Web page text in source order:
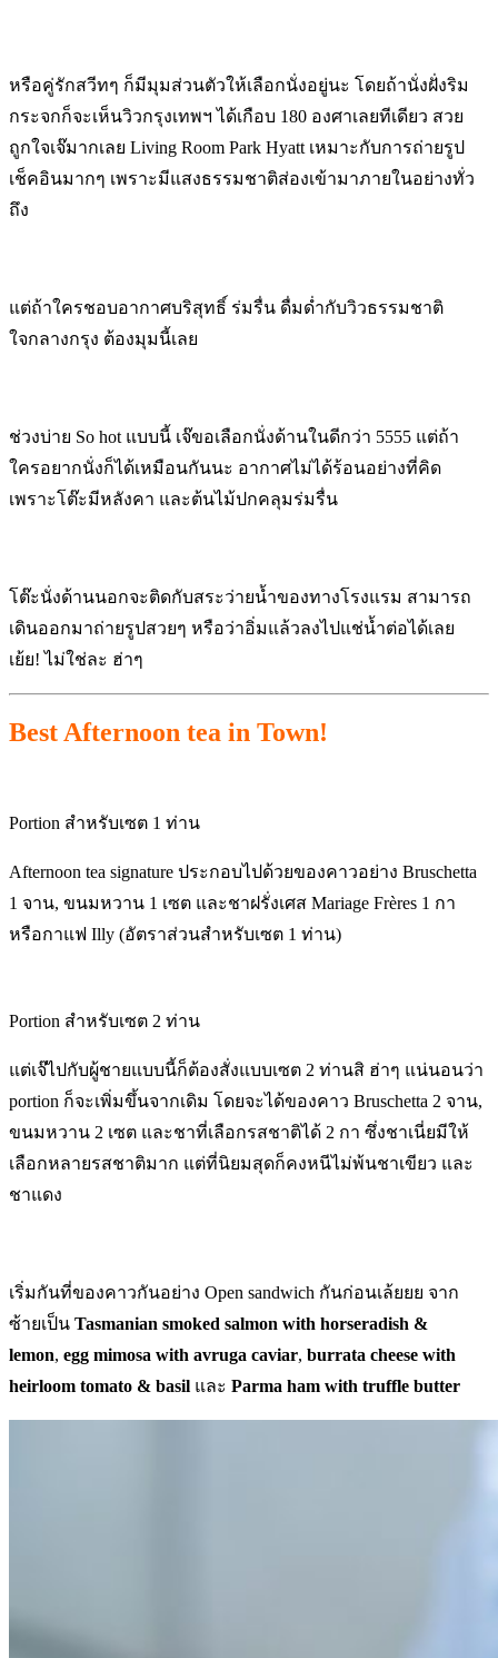
หรือคู่รักสวีทๆ ก็มีมุมส่วนตัวให้เลือกนั่งอยู่นะ โดยถ้านั่งฝั่งริม
กระจกก็จะเห็นวิวกรุงเทพฯ ได้เกือบ 180 องศาเลยทีเดียว สวย
ถูกใจเจ๊มากเลย Living Room Park Hyatt เหมาะกับการถ่ายรูป
เช็คอินมากๆ เพราะมีแสงธรรมชาติส่องเข้ามาภายในอย่างทั่ว
ถึง
แต่ถ้าใครชอบอากาศบริสุทธิ์ ร่มรื่น ดื่มด่ำกับวิวธรรมชาติ
ใจกลางกรุง ต้องมุมนี้เลย
ช่วงบ่าย So hot แบบนี้ เจ๊ขอเลือกนั่งด้านในดีกว่า 5555 แต่ถ้า
ใครอยากนั่งก็ได้เหมือนกันนะ อากาศไม่ได้ร้อนอย่างที่คิด
เพราะโต๊ะมีหลังคา และต้นไม้ปกคลุมร่มรื่น
โต๊ะนั่งด้านนอกจะติดกับสระว่ายน้ำของทางโรงแรม สามารถ
เดินออกมาถ่ายรูปสวยๆ หรือว่าอิ่มแล้วลงไปแช่น้ำต่อได้เลย
เย้ย! ไม่ใช่ละ ฮ่าๆ
Best Afternoon tea in Town!
Portion สำหรับเซต 1 ท่าน
Afternoon tea signature ประกอบไปด้วยของคาวอย่าง Bruschetta
1 จาน, ขนมหวาน 1 เซต และชาฝรั่งเศส Mariage Frères 1 กา
หรือกาแฟ Illy (อัตราส่วนสำหรับเซต 1 ท่าน)
Portion สำหรับเซต 2 ท่าน
แต่เจ๊ไปกับผู้ชายแบบนี้ก็ต้องสั่งแบบเซต 2 ท่านสิ ฮ่าๆ แน่นอนว่า
portion ก็จะเพิ่มขึ้นจากเดิม โดยจะได้ของคาว Bruschetta 2 จาน,
ขนมหวาน 2 เซต และชาที่เลือกรสชาติได้ 2 กา ซึ่งชาเนี่ยมีให้
เลือกหลายรสชาติมาก แต่ที่นิยมสุดก็คงหนีไม่พ้นชาเขียว และ
ชาแดง
เริ่มกันที่ของคาวกันอย่าง Open sandwich กันก่อนเล้ยยย จาก
ซ้ายเป็น Tasmanian smoked salmon with horseradish &
lemon, egg mimosa with avruga caviar, burrata cheese with
heirloom tomato & basil และ Parma ham with truffle butter